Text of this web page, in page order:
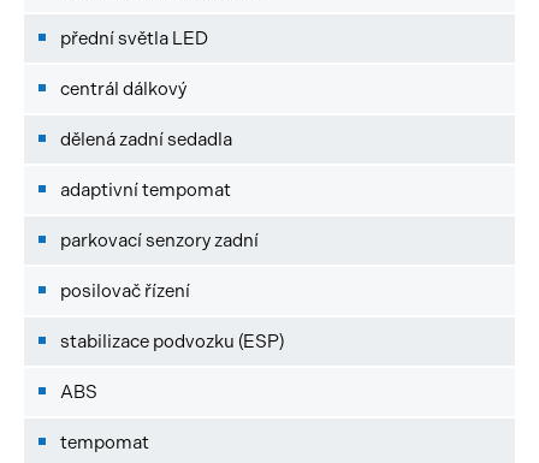
přední světla LED
centrál dálkový
dělená zadní sedadla
adaptivní tempomat
parkovací senzory zadní
posilovač řízení
stabilizace podvozku (ESP)
ABS
tempomat